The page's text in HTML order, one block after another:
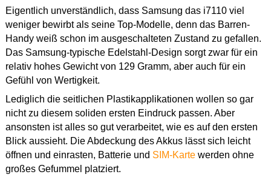
Eigentlich unverständlich, dass Samsung das i7110 viel
weniger bewirbt als seine Top-Modelle, denn das Barren-
Handy weiß schon im ausgeschalteten Zustand zu gefallen.
Das Samsung-typische Edelstahl-Design sorgt zwar für ein
relativ hohes Gewicht von 129 Gramm, aber auch für ein
Gefühl von Wertigkeit.
Lediglich die seitlichen Plastikapplikationen wollen so gar
nicht zu diesem soliden ersten Eindruck passen. Aber
ansonsten ist alles so gut verarbeitet, wie es auf den ersten
Blick aussieht. Die Abdeckung des Akkus lässt sich leicht
öffnen und einrasten, Batterie und SIM-Kartewerden ohne
großes Gefummel platziert.